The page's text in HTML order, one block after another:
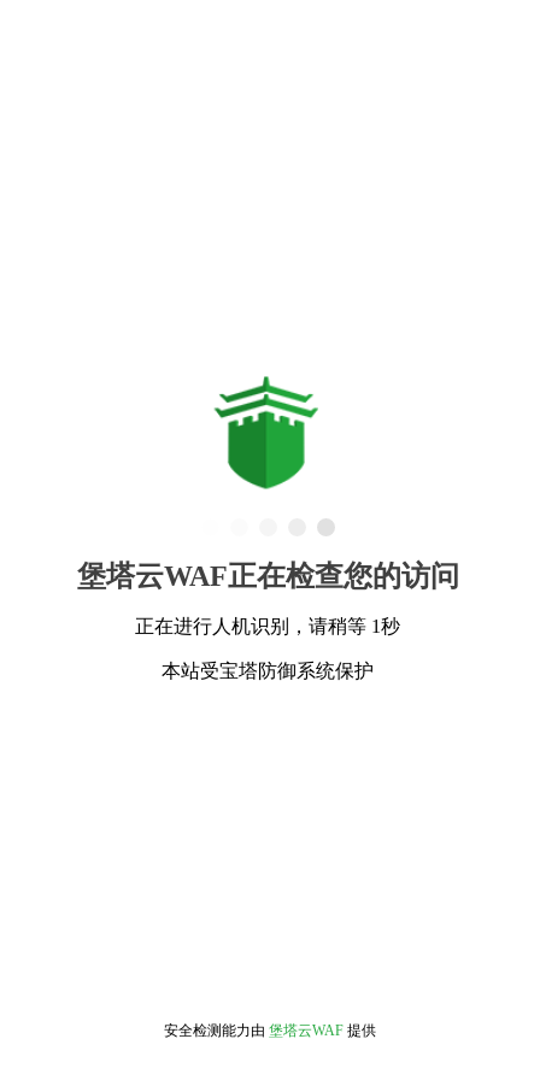
堡塔云WAF正在检查您的访问
正在进行人机识别，请稍等 1秒
本站受宝塔防御系统保护
安全检测能力由 堡塔云WAF 提供